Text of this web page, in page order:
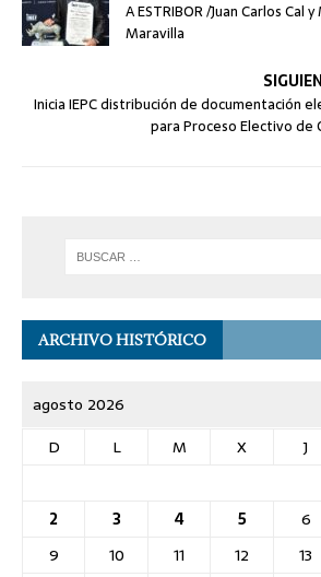
A ESTRIBOR /Juan Carlos Cal
Maravilla
Inicia IEPC distribución de documentación
para Proceso Electivo de
ARCHIVO HISTÓRICO
agosto 2026
D
L M X J
2
3 4 5 6
9
10 11 12 13